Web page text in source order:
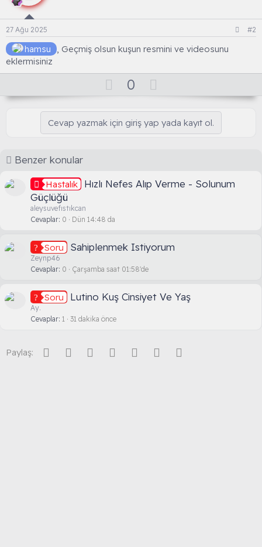
27 Ağu 2025 #2
hamsu
, Geçmiş olsun kuşun resmini ve videosunu
eklermisiniz
O
y
l
a
0
o
w
n
v
e
Cevap yazmak için giriş yap yada kayıt ol.
Benzer konular
Hastalık
Hızlı Nefes Alıp Verme - Solunum
Güçlüğü
aleysuvefıstıkcan
Cevaplar 0 Dün 14:48 da
Soru Sahiplenmek Istiyorum
Zeynp46
Cevaplar 0 Çarşamba saat 01:58'de
Soru Lutino Kuş Cinsiyet Ve Yaş
Ay.
Cevaplar 1 31 dakika önce
Paylaş: Facebook
Twitter Reddit PinterestTumblr WhatsApp